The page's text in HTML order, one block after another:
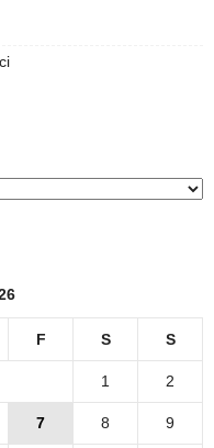
F S S
1 2
7 8 9